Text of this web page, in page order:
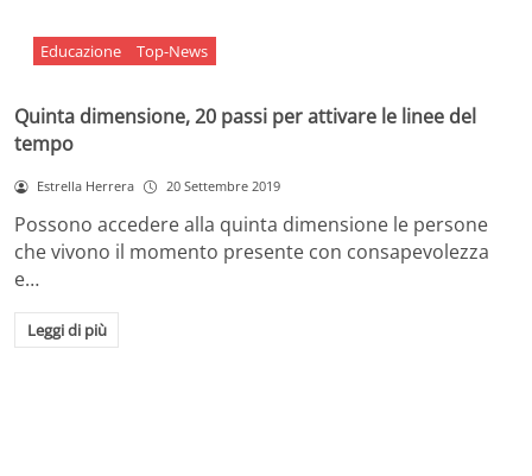
Educazione Top-News
Quinta dimensione, 20 passi per attivare le linee del
tempo
Estrella Herrera 20 Settembre 2019
Possono accedere alla quinta dimensione le persone
che vivono il momento presente con consapevolezza
e…
Leggi di più